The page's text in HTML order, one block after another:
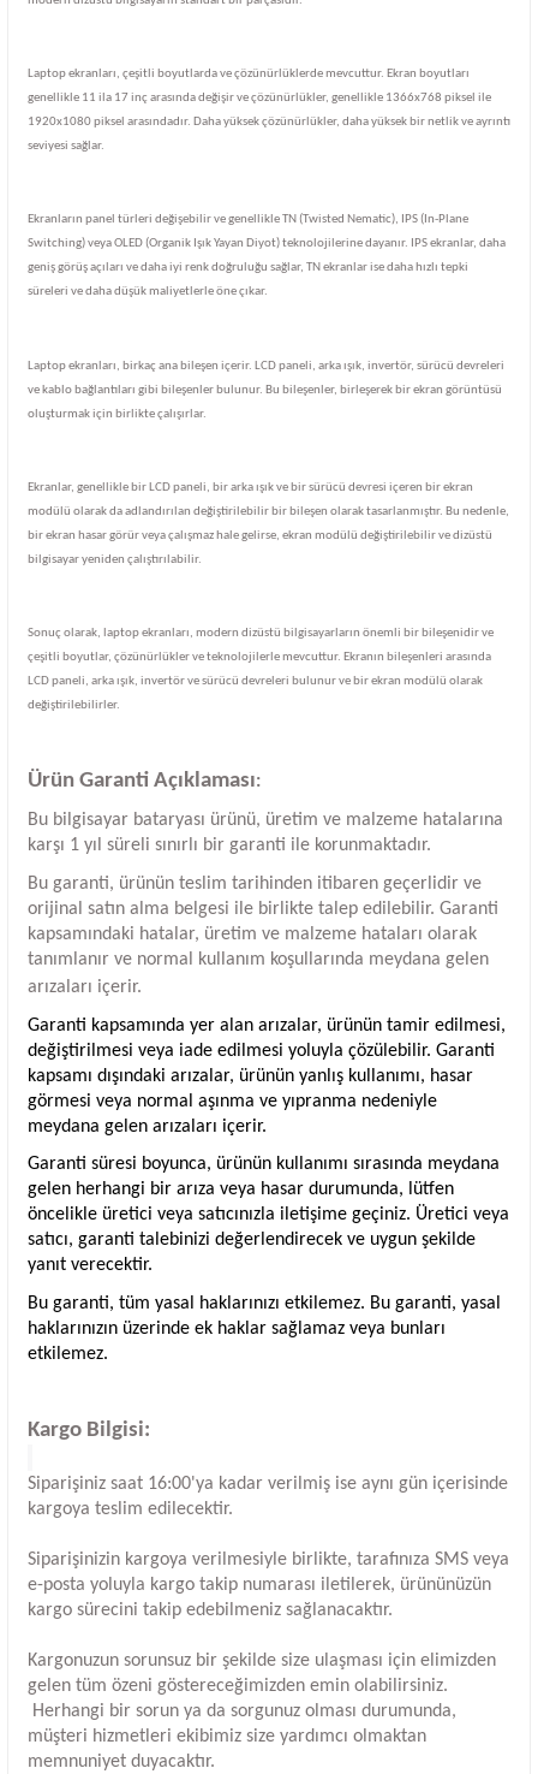
Laptop ekranları, çeşitli boyutlarda ve çözünürlüklerde mevcuttur. Ekran boyutları
genellikle 11 ila 17 inç arasında değişir ve çözünürlükler, genellikle 1366x768 piksel ile
1920x1080 piksel arasındadır. Daha yüksek çözünürlükler, daha yüksek bir netlik ve ayrıntı
seviyesi sağlar.
Ekranların panel türleri değişebilir ve genellikle TN (Twisted Nematic), IPS (In-Plane
Switching) veya OLED (Organik Işık Yayan Diyot) teknolojilerine dayanır. IPS ekranlar, daha
geniş görüş açıları ve daha iyi renk doğruluğu sağlar, TN ekranlar ise daha hızlı tepki
süreleri ve daha düşük maliyetlerle öne çıkar.
Laptop ekranları, birkaç ana bileşen içerir. LCD paneli, arka ışık, invertör, sürücü devreleri
ve kablo bağlantıları gibi bileşenler bulunur. Bu bileşenler, birleşerek bir ekran görüntüsü
oluşturmak için birlikte çalışırlar.
Ekranlar, genellikle bir LCD paneli, bir arka ışık ve bir sürücü devresi içeren bir ekran
modülü olarak da adlandırılan değiştirilebilir bir bileşen olarak tasarlanmıştır. Bu nedenle,
bir ekran hasar görür veya çalışmaz hale gelirse, ekran modülü değiştirilebilir ve dizüstü
bilgisayar yeniden çalıştırılabilir.
Sonuç olarak, laptop ekranları, modern dizüstü bilgisayarların önemli bir bileşenidir ve
çeşitli boyutlar, çözünürlükler ve teknolojilerle mevcuttur. Ekranın bileşenleri arasında
LCD paneli, arka ışık, invertör ve sürücü devreleri bulunur ve bir ekran modülü olarak
değiştirilebilirler.
Ürün Garanti Açıklaması:
Bu bilgisayar bataryası ürünü, üretim ve malzeme hatalarına
karşı 1 yıl süreli sınırlı bir garanti ile korunmaktadır.
Bu garanti, ürünün teslim tarihinden itibaren geçerlidir ve
orijinal satın alma belgesi ile birlikte talep edilebilir. Garanti
kapsamındaki hatalar, üretim ve malzeme hataları olarak
tanımlanır ve normal kullanım koşullarında meydana gelen
arızaları içerir.
Garanti kapsamında yer alan arızalar, ürünün tamir edilmesi,
değiştirilmesi veya iade edilmesi yoluyla çözülebilir. Garanti
kapsamı dışındaki arızalar, ürünün yanlış kullanımı, hasar
görmesi veya normal aşınma ve yıpranma nedeniyle
meydana gelen arızaları içerir.
Garanti süresi boyunca, ürünün kullanımı sırasında meydana
gelen herhangi bir arıza veya hasar durumunda, lütfen
öncelikle üretici veya satıcınızla iletişime geçiniz. Üretici veya
satıcı, garanti talebinizi değerlendirecek ve uygun şekilde
yanıt verecektir.
Bu garanti, tüm yasal haklarınızı etkilemez. Bu garanti, yasal
haklarınızın üzerinde ek haklar sağlamaz veya bunları
etkilemez.
Kargo Bilgisi:
Siparişiniz saat 16:00'ya kadar verilmiş ise aynı gün içerisinde
kargoya teslim edilecektir.
Siparişinizin kargoya verilmesiyle birlikte, tarafınıza SMS veya
e-posta yoluyla kargo takip numarası iletilerek, ürününüzün
kargo sürecini takip edebilmeniz sağlanacaktır.
Kargonuzun sorunsuz bir şekilde size ulaşması için elimizden
gelen tüm özeni göstereceğimizden emin olabilirsiniz.
Herhangi bir sorun ya da sorgunuz olması durumunda,
müşteri hizmetleri ekibimiz size yardımcı olmaktan
memnuniyet duyacaktır.